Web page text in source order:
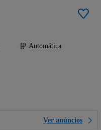
Automática
Ver anúncios